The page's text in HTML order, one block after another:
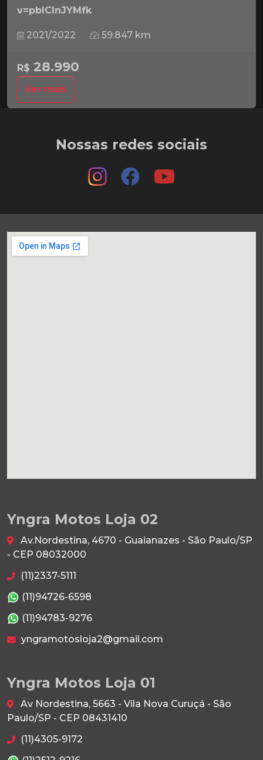
v=pbICInJYMfk
2021/2022 59.847 km
R$ 28.990
Ver mais
Nossas redes sociais
Yngra Motos Loja 02
Av.Nordestina, 4670 - Guaianazes - São Paulo/SP
- CEP 08032000
(11)2337-5111
(11)94726-6598
(11)94783-9276
yngramotosloja2@gmail.com
Yngra Motos Loja 01
Av Nordestina, 5663 - Vila Nova Curuçá - São
Paulo/SP - CEP 08431410
(11)4305-9172